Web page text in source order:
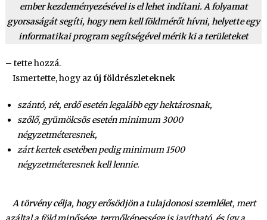
ember kezdeményezésével is el lehet indítani. A folyamat
gyorsaságát segíti, hogy nem kell földmérőt hívni, helyette egy
informatikai program segítségével mérik ki a területeket
– tette hozzá.
Ismertette, hogy azúj földrészleteknek
szántó, rét, erdő esetén legalább egy hektárosnak,
szőlő, gyümölcsös esetén minimum 3000
négyzetméteresnek,
zárt kertek esetében pedig minimum 1500
négyzetméteresnek kell lennie.
A törvény célja, hogy erősödjön a tulajdonosi szemlélet, mert